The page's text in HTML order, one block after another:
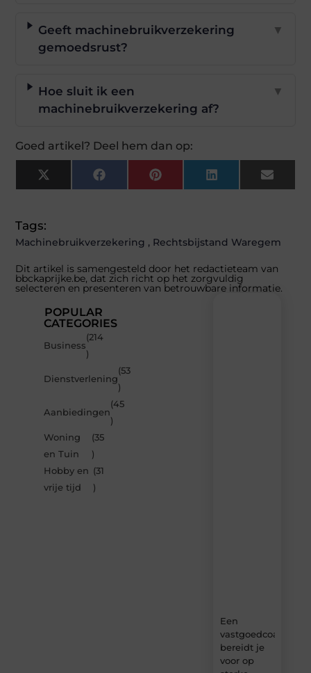
Geeft machinebruikverzekering
gemoedsrust?
▼
Hoe sluit ik een
machinebruikverzekering af?
▼
Goed artikel? Deel hem dan op:
X
(Twitter)
FacebookPinterestLinkedInEmail
Tags:
Machinebruikverzekering , Rechtsbijstand Waregem
Dit artikel is samengesteld door het redactieteam van
bbckaprijke.be, dat zich richt op het zorgvuldig
selecteren en presenteren van betrouwbare informatie.
POPULAR
CATEGORIES
Business
(214
)
Dienstverlening
(53
)
Aanbiedingen
(45
)
Woning
en Tuin
(35
)
Hobby en
vrije tijd
(31
)
Een
vastgoedcoach
bereidt je
voor op